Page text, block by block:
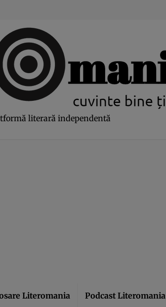
literară independentă
Literomania Podcast Literomania